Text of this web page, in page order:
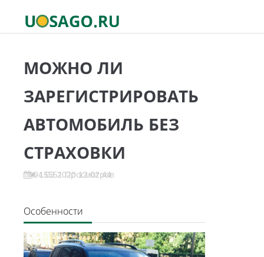
МОЖНО ЛИ
ЗАРЕГИСТРИРОВАТЬ
АВТОМОБИЛЬ БЕЗ
СТРАХОВКИ
04.03.2020 12:02:44
15551 Просмотров
Особенности